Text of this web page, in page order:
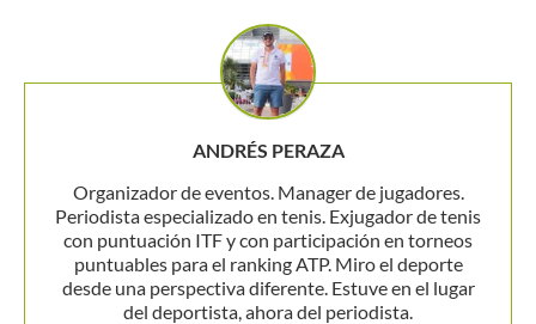
ANDRÉS PERAZA
Organizador de eventos. Manager de jugadores.
Periodista especializado en tenis. Exjugador de tenis
con puntuación ITF y con participación en torneos
puntuables para el ranking ATP. Miro el deporte
desde una perspectiva diferente. Estuve en el lugar
del deportista, ahora del periodista.